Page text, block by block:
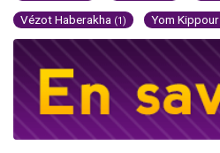
Vézot Haberakha (1) Yom Kippour